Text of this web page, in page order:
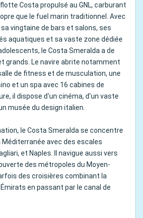
Costa propulsé au GNL, carburant
que le fuel marin traditionnel. Avec
vingtaine de bars et salons, ses
aquatiques et sa vaste zone dédiée
le Costa Smeralda a de
grands. Le navire abrite notamment
de fitness et de musculation, une
et un spa avec 16 cabines de
il dispose d'un cinéma, d'un vaste
musée du design italien.
le Costa Smeralda se concentre
avec des escales
et Naples. Il navigue aussi vers
des métropoles du Moyen-
des croisières combinant la
en passant par le canal de